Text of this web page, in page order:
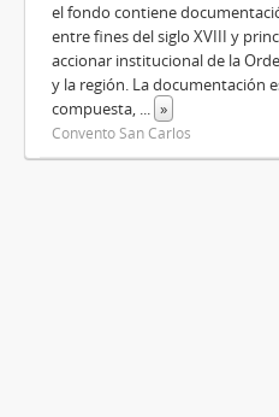
el fondo contiene
entre fines del siglo XVIII y
accionar institucional de la
y la región. La documentación
compuesta, ... »
Convento San Carlos